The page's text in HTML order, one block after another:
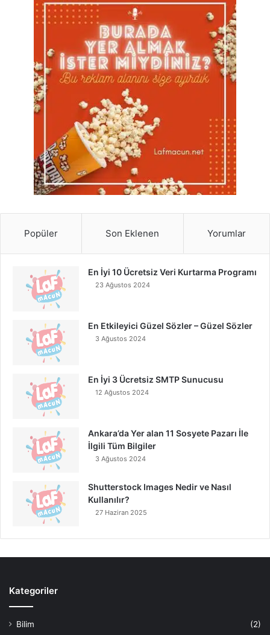
Popüler Son Eklenen Yorumlar
En İyi 10 Ücretsiz Veri Kurtarma Programı
23 Ağustos 2024
En Etkileyici Güzel Sözler – Güzel Sözler
3 Ağustos 2024
En İyi 3 Ücretsiz SMTP Sunucusu
12 Ağustos 2024
Ankara’da Yer alan 11 Sosyete Pazarı İle
İlgili Tüm Bilgiler
3 Ağustos 2024
Shutterstock Images Nedir ve Nasıl
Kullanılır?
27 Haziran 2025
Kategoriler
Bilim
(2)